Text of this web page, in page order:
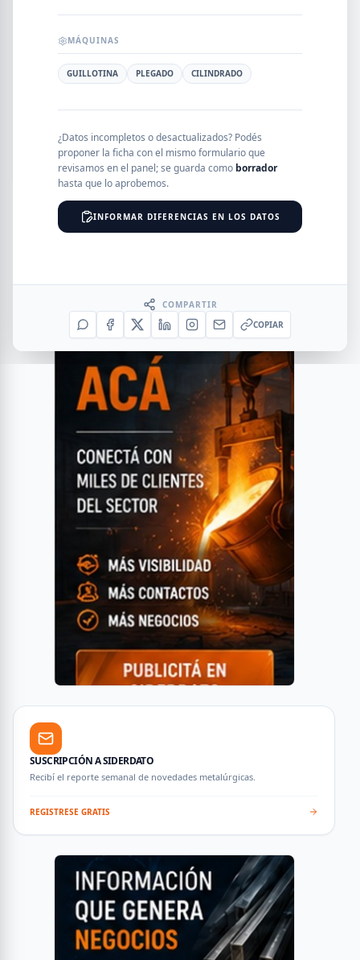
SEGMENTO
SUSCRIPCIÓN A SIDERDATO
Recibí el reporte semanal de novedades metalúrgicas.
REGISTRESE GRATIS
MÁQUINAS
GUILLOTINA PLEGADO CILINDRADO
¿Datos incompletos o desactualizados? Podés
proponer la ficha con el mismo formulario que
revisamos en el panel; se guarda como borrador
hasta que lo aprobemos.
INFORMAR DIFERENCIAS EN LOS DATOS
COMPARTIR
COPIAR